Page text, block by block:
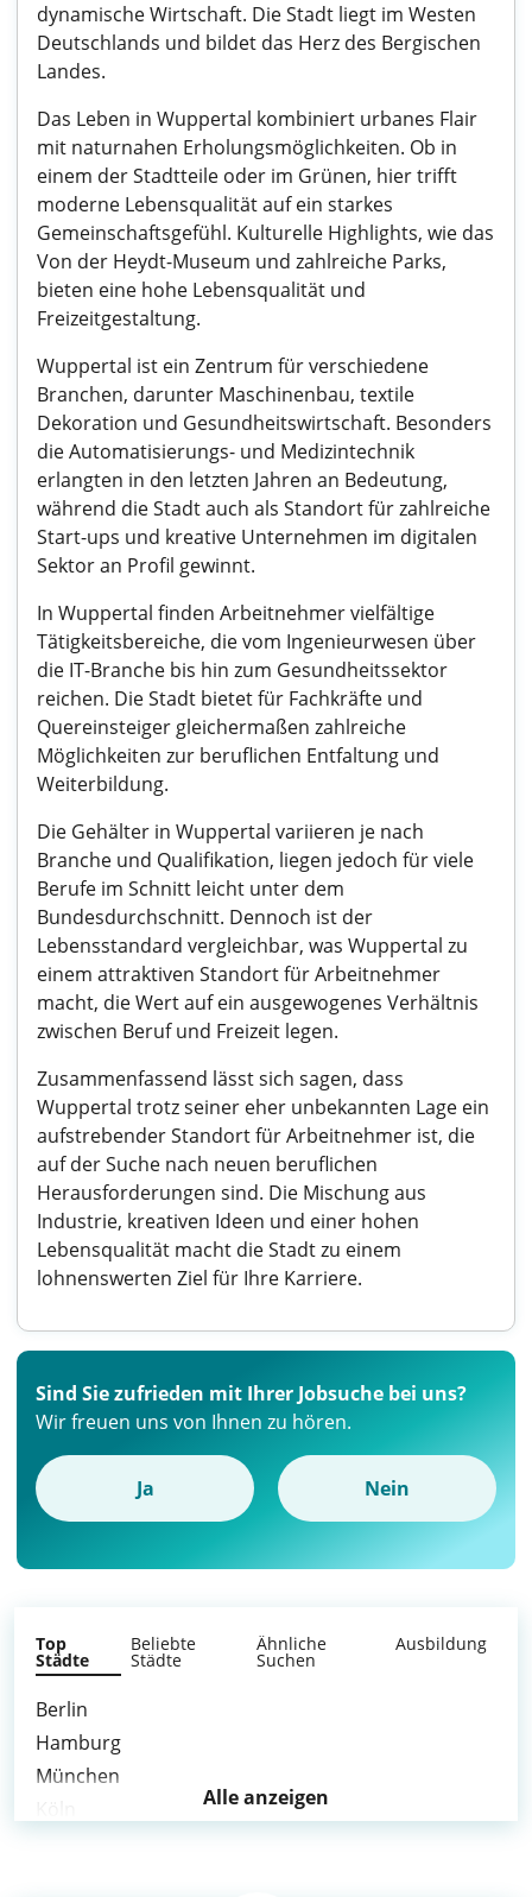
dynamische Wirtschaft. Die Stadt liegt im Westen
Deutschlands und bildet das Herz des Bergischen
Landes.
Das Leben in Wuppertal kombiniert urbanes Flair
mit naturnahen Erholungsmöglichkeiten. Ob in
einem der Stadtteile oder im Grünen, hier trifft
moderne Lebensqualität auf ein starkes
Gemeinschaftsgefühl. Kulturelle Highlights, wie das
Von der Heydt-Museum und zahlreiche Parks,
bieten eine hohe Lebensqualität und
Freizeitgestaltung.
Wuppertal ist ein Zentrum für verschiedene
Branchen, darunter Maschinenbau, textile
Dekoration und Gesundheitswirtschaft. Besonders
die Automatisierungs- und Medizintechnik
erlangten in den letzten Jahren an Bedeutung,
während die Stadt auch als Standort für zahlreiche
Start-ups und kreative Unternehmen im digitalen
Sektor an Profil gewinnt.
In Wuppertal finden Arbeitnehmer vielfältige
Tätigkeitsbereiche, die vom Ingenieurwesen über
die IT-Branche bis hin zum Gesundheitssektor
reichen. Die Stadt bietet für Fachkräfte und
Quereinsteiger gleichermaßen zahlreiche
Möglichkeiten zur beruflichen Entfaltung und
Weiterbildung.
Die Gehälter in Wuppertal variieren je nach
Branche und Qualifikation, liegen jedoch für viele
Berufe im Schnitt leicht unter dem
Bundesdurchschnitt. Dennoch ist der
Lebensstandard vergleichbar, was Wuppertal zu
einem attraktiven Standort für Arbeitnehmer
macht, die Wert auf ein ausgewogenes Verhältnis
zwischen Beruf und Freizeit legen.
Zusammenfassend lässt sich sagen, dass
Wuppertal trotz seiner eher unbekannten Lage ein
aufstrebender Standort für Arbeitnehmer ist, die
auf der Suche nach neuen beruflichen
Herausforderungen sind. Die Mischung aus
Industrie, kreativen Ideen und einer hohen
Lebensqualität macht die Stadt zu einem
lohnenswerten Ziel für Ihre Karriere.
Sind Sie zufrieden mit Ihrer Jobsuche bei uns?
Wir freuen uns von Ihnen zu hören.
Ja Nein
Top
Städte
Beliebte
Städte
Ähnliche
Suchen
Ausbildung
Berlin
Hamburg
München
Alle anzeigen